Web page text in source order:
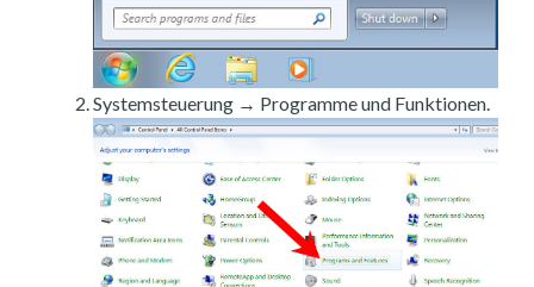
Systemsteuerung → Programme und Funktionen.